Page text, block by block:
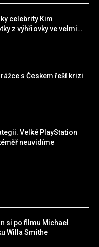
celebrity Kim
z výhřiovky ve velmi
s Českem řeší krizi
Velké PlayStation
neuvidíme
si po filmu Michael
Willa Smithe